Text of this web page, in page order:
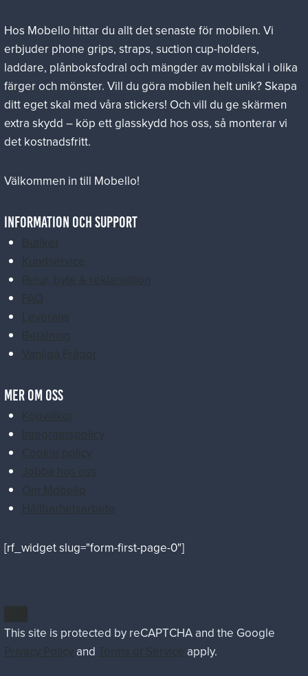
Hos Mobello hittar du allt det senaste för mobilen. Vi
erbjuder phone grips, straps, suction cup-holders,
laddare, plånboksfodral och mängder av mobilskal i olika
färger och mönster. Vill du göra mobilen helt unik? Skapa
ditt eget skal med våra stickers! Och vill du ge skärmen
extra skydd – köp ett glasskydd hos oss, så monterar vi
det kostnadsfritt.
Välkommen in till Mobello!
Information och Support
Butiker
Kundservice
Retur, byte & reklamation
FAQ
Leverans
Betalning
Vanliga Frågor
MER OM OSS
Köpvillkor
Integritetspolicy
Cookie policy
Jobba hos oss
Om Mobello
Hållbarhetsarbete
[rf_widget slug="form-first-page-0"]
This site is protected by reCAPTCHA and the Google
Privacy Policy and Terms of Service apply.